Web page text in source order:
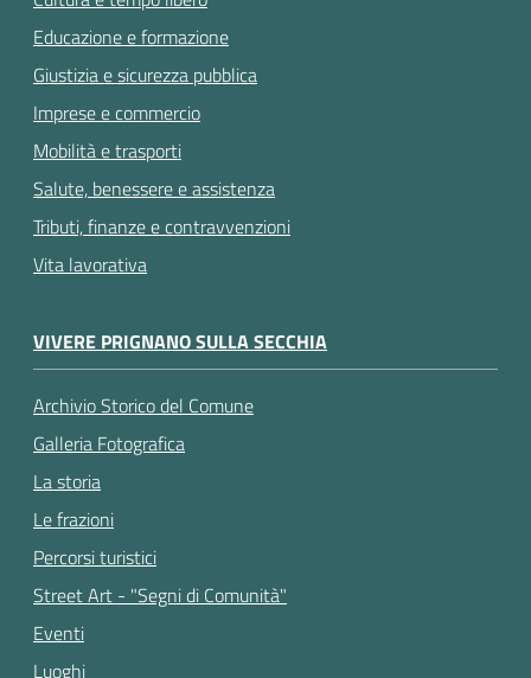
Educazione e formazione
Giustizia e sicurezza pubblica
Imprese e commercio
Mobilità e trasporti
Salute, benessere e assistenza
Tributi, finanze e contravvenzioni
Vita lavorativa
VIVERE PRIGNANO SULLA SECCHIA
Archivio Storico del Comune
Galleria Fotografica
La storia
Le frazioni
Percorsi turistici
Street Art - "Segni di Comunità"
Eventi
Luoghi